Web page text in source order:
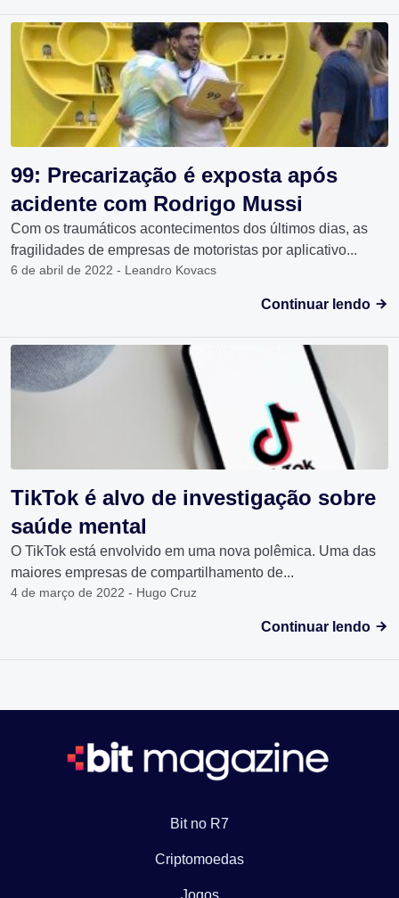
99: Precarização é exposta após
acidente com Rodrigo Mussi
Com os traumáticos acontecimentos dos últimos dias, as
fragilidades de empresas de motoristas por aplicativo...
6 de abril de 2022 - Leandro Kovacs
Continuar lendo
TikTok é alvo de investigação sobre
saúde mental
O TikTok está envolvido em uma nova polêmica. Uma das
maiores empresas de compartilhamento de...
4 de março de 2022 - Hugo Cruz
Continuar lendo
Bit no R7
Criptomoedas
Jogos